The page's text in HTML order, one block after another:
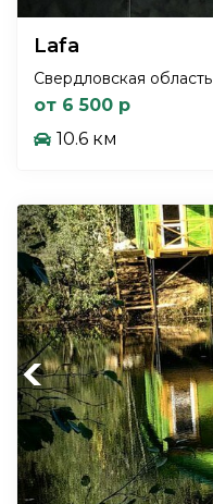
Lafa
Свердловская область
от 6 500 р
10.6 км
Previous